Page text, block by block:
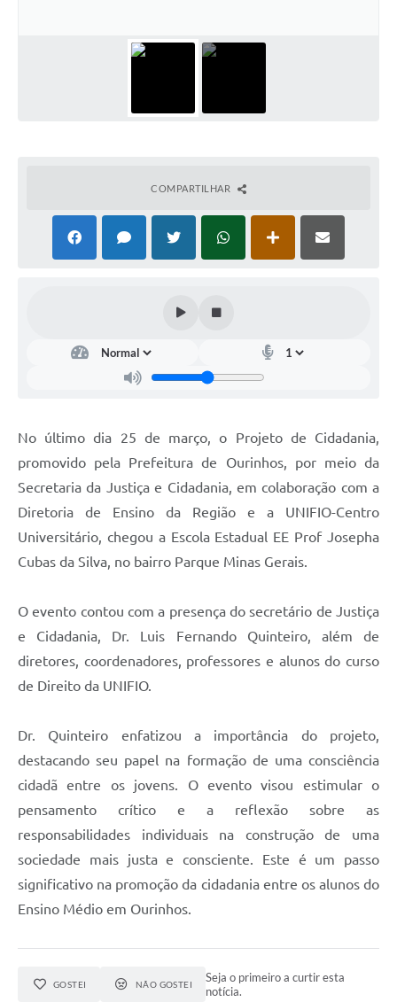
COMPARTILHAR
No último dia 25 de março, o Projeto de Cidadania,
promovido pela Prefeitura de Ourinhos, por meio da
Secretaria da Justiça e Cidadania, em colaboração com a
Diretoria de Ensino da Região e a UNIFIO-Centro
Universitário, chegou a Escola Estadual EE Prof Josepha
Cubas da Silva, no bairro Parque Minas Gerais.
O evento contou com a presença do secretário de Justiça
e Cidadania, Dr. Luis Fernando Quinteiro, além de
diretores, coordenadores, professores e alunos do curso
de Direito da UNIFIO.
Dr. Quinteiro enfatizou a importância do projeto,
destacando seu papel na formação de uma consciência
cidadã entre os jovens. O evento visou estimular o
pensamento crítico e a reflexão sobre as
responsabilidades individuais na construção de uma
sociedade mais justa e consciente. Este é um passo
significativo na promoção da cidadania entre os alunos do
Ensino Médio em Ourinhos.
GOSTEI NÃO GOSTEI
Seja o primeiro a curtir esta
notícia.